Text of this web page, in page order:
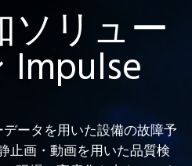
ソリュー
ータを用いた設備の故障予
止画・動画を用いた品質検